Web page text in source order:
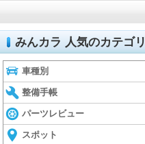
みんカラ 人気のカテゴリ
車種別
整備手帳
パーツレビュー
スポット